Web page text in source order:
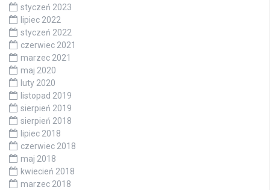
styczeń 2023
lipiec 2022
styczeń 2022
czerwiec 2021
marzec 2021
maj 2020
luty 2020
listopad 2019
sierpień 2019
sierpień 2018
lipiec 2018
czerwiec 2018
maj 2018
kwiecień 2018
marzec 2018